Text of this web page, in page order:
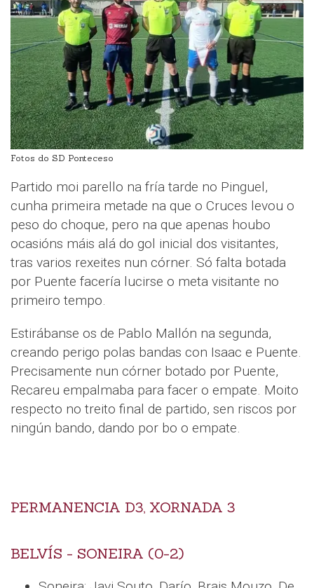
Fotos do SD Ponteceso
Partido moi parello na fría tarde no Pinguel,
cunha primeira metade na que o Cruces levou o
peso do choque, pero na que apenas houbo
ocasións máis alá do gol inicial dos visitantes,
tras varios rexeites nun córner. Só falta botada
por Puente facería lucirse o meta visitante no
primeiro tempo.
Estirábanse os de Pablo Mallón na segunda,
creando perigo polas bandas con Isaac e Puente.
Precisamente nun córner botado por Puente,
Recareu empalmaba para facer o empate. Moito
respecto no treito final de partido, sen riscos por
ningún bando, dando por bo o empate.
PERMANENCIA D3, XORNADA 3
BELVÍS - SONEIRA (0-2)